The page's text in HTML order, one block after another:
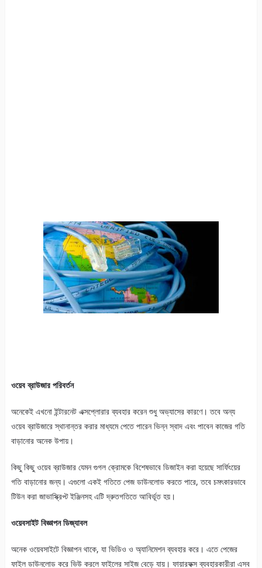
ওয়েব ব্রাউজার পরিবর্তন
অনেকেই এখনো ইন্টারনেট এক্সপ্লোরার ব্যবহার করেন শুধু অভ্যাসের কারণে। তবে অন্য
ওয়েব ব্রাউজারে স্থানান্তর করার মাধ্যমে পেতে পারেন ভিন্ন স্বাদ এবং পাবেন কাজের গতি
বাড়ানোর অনেক উপায়।
কিছু কিছু ওয়েব ব্রাউজার যেমন গুগল ক্রোমকে বিশেষভাবে ডিজাইন করা হয়েছে সার্ফিংয়ের
গতি বাড়ানোর জন্য। এগুলো একই গতিতে পেজ ডাউনলোড করতে পারে, তবে চমৎকারভাবে
টিউন করা জাভাস্ক্রিপ্ট ইঞ্জিনসহ এটি দ্রুতগতিতে আবির্ভূত হয়।
ওয়েবসাইট বিজ্ঞাপন ডিজ্যাবল
অনেক ওয়েবসাইটে বিজ্ঞাপন থাকে, যা ভিডিও ও অ্যানিমেশন ব্যবহার করে। এতে পেজের
ফাইল ডাউনলোড করে ভিউ করলে ফাইলের সাইজ বেড়ে যায়। ফায়ারফক্স ব্যবহারকারীরা এসব